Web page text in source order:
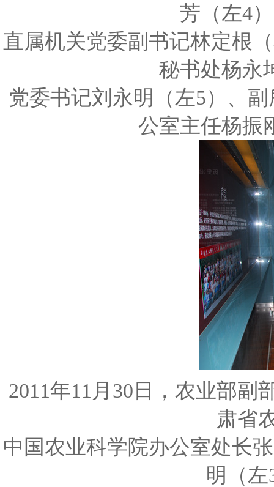
芳（左4
直属机关党委副书记林定根
秘书处杨永
党委书记刘永明（左5）、
公室主任杨振
2011年11月30日，农业部
肃省
中国农业科学院办公室处长
明（